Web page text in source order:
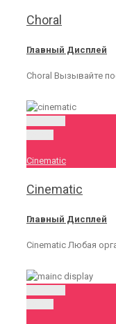
Choral
Главный Дисплей
Choral Вызывайте
Cinematic
Cinematic
Главный Дисплей
Cinematic Любая